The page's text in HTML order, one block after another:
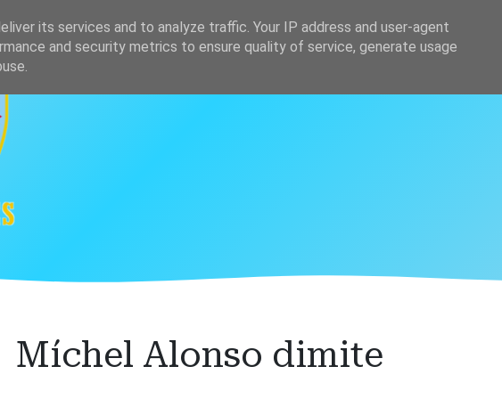
Clasificación
Míchel Alonso dimite
its services and to analyze traffic. Your IP address and user-agent
and security metrics to ensure quality of service, generate usage